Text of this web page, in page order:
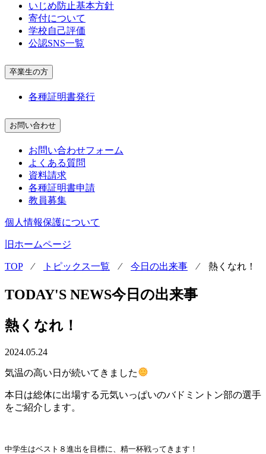
いじめ防止基本方針
寄付について
学校自己評価
公認SNS一覧
卒業生の方
各種証明書発行
お問い合わせ
お問い合わせフォーム
よくある質問
資料請求
各種証明書申請
教員募集
個人情報保護について
旧ホームページ
TOP⁄ トピックス一覧 ⁄ 今日の出来事 ⁄ 熱くなれ！
TODAY'S NEWS今日の出来事
熱くなれ！
2024.05.24
気温の高い日が続いてきました
本日は総体に出場する元気いっぱいのバドミントン部の選手
をご紹介します。
中学生はベスト８進出を目標に、精一杯戦ってきます！